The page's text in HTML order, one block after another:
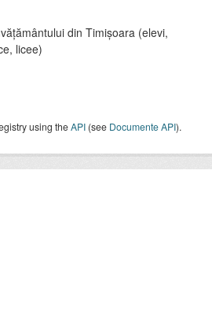
din Timișoara (elevi,
licee)
using theAPI (see Documente API).